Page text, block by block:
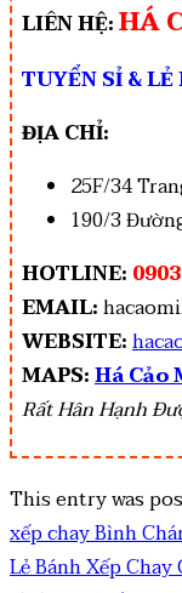
LIÊN HỆ:HÁ
TUYỂN SỈ &
ĐỊA CHỈ:
25F/34
190/3
HOTLINE:
EMAIL:
WEBSITE:
MAPS:Há Cảo
Rất Hân Hạnh
This entry was
xếp chay Bình
Lẻ Bánh Xếp